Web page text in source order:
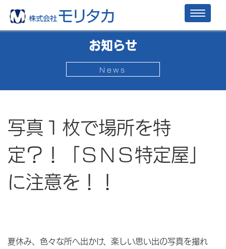
お知らせ
News
写真１枚で場所を特
定？！「ＳＮＳ特定屋」
に注意を！！
夏休み、色々な所へ出かけ、楽しい思い出の写真を撮れ